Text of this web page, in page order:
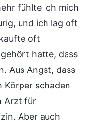
fühlte ich mich
und ich lag oft
oft
hatte, dass
Aus Angst, dass
Körper schaden
Arzt für
Aber auch